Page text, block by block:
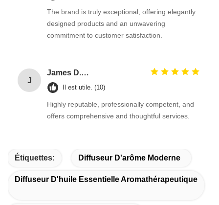
The brand is truly exceptional, offering elegantly
designed products and an unwavering
commitment to customer satisfaction.
J
James D.Roberts
Il est utile. (10)
Highly reputable, professionally competent, and
offers comprehensive and thoughtful services.
Étiquettes: Diffuseur D'arôme Moderne
Diffuseur D'huile Essentielle Aromathérapeutique